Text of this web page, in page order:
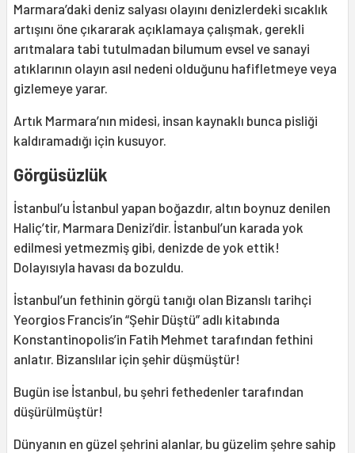
Marmara’daki deniz salyası olayını denizlerdeki sıcaklık
artışını öne çıkararak açıklamaya çalışmak, gerekli
arıtmalara tabi tutulmadan bilumum evsel ve sanayi
atıklarının olayın asıl nedeni olduğunu hafifletmeye veya
gizlemeye yarar.
Artık Marmara’nın midesi, insan kaynaklı bunca pisliği
kaldıramadığı için kusuyor.
Görgüsüzlük
İstanbul’u İstanbul yapan boğazdır, altın boynuz denilen
Haliç’tir, Marmara Denizi’dir. İstanbul’un karada yok
edilmesi yetmezmiş gibi, denizde de yok ettik!
Dolayısıyla havası da bozuldu.
İstanbul’un fethinin görgü tanığı olan Bizanslı tarihçi
Yeorgios Francis’in “Şehir Düştü” adlı kitabında
Konstantinopolis’in Fatih Mehmet tarafından fethini
anlatır. Bizanslılar için şehir düşmüştür!
Bugün ise İstanbul, bu şehri fethedenler tarafından
düşürülmüştür!
Dünyanın en güzel şehrini alanlar, bu güzelim şehre sahip